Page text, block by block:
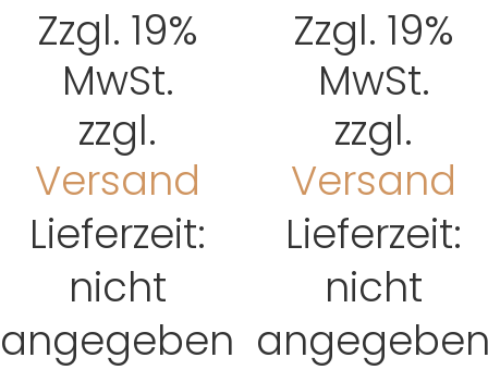
Zzgl. 19%
MwSt.
zzgl.
Versand
Lieferzeit:
nicht
angegeben
Zzgl. 19%
MwSt.
zzgl.
Versand
Lieferzeit:
nicht